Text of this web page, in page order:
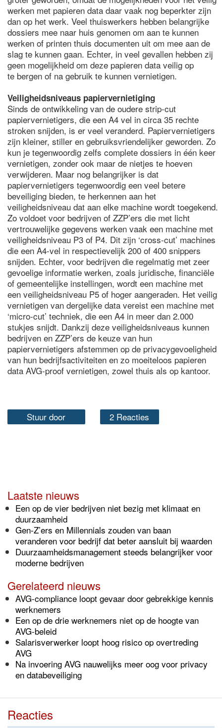
werken met papieren data daar vaak nog beperkter zijn
dan op het werk. Veel thuiswerkers hebben belangrijke
dossiers mee naar huis genomen om aan te kunnen
werken of printen thuis documenten uit om mee aan de
slag te kunnen gaan. Echter, in veel gevallen hebben zij
geen mogelijkheid om deze papieren data veilig op
te bergen of na gebruik te kunnen vernietigen.
Veiligheidsniveaus papiervernietiging
Sinds de ontwikkeling van de oudere strip-cut
papiervernietigers, die een A4 vel in circa 35 rechte
stroken snijden, is er veel veranderd. Papiervernietigers
zijn kleiner, stiller en gebruiksvriendelijker geworden. Zo
kun je tegenwoordig zelfs complete dossiers in één keer
vernietigen, zonder ook maar de nietjes te hoeven
verwijderen. Maar nog belangrijker is dat
papiervernietigers tegenwoordig een veel betere
beveiliging bieden, te herkennen aan het
veiligheidsniveau dat aan elke machine wordt toegekend.
Zo voldoet voor bedrijven of ZZP’ers die met licht
vertrouwelijke gegevens werken vaak een machine met
veiligheidsniveau P3 of P4. Dit zijn ‘cross-cut’ machines
die een A4-vel in respectievelijk 200 of 400 snippers
snijden. Echter, voor bedrijven die regelmatig met zeer
gevoelige informatie werken, zoals juridische, financiële
of gemeentelijke instellingen, wordt een machine met
een veiligheidsniveau P5 of hoger aangeraden. Het veilig
vernietigen van dergelijke data vereist een machine met
‘micro-cut’ techniek, die een A4 in meer dan 2.000
stukjes snijdt. Dankzij deze veiligheidsniveaus kunnen
bedrijven en ZZP’ers de keuze van hun
papiervernietigers afstemmen op de privacygevoeligheid
van hun bedrijfsactiviteiten en zo moeiteloos papieren
data AVG-proof vernietigen, zowel thuis als op kantoor.
Stuur door 2 Reacties
Laatste nieuws
Een op de vier bedrijven niet bezig met klimaat en
duurzaamheid
Gen-Z’ers en Millennials zouden van baan
veranderen voor bedrijf dat beter aansluit bij waarden
Duurzaamheidsmanagement steeds belangrijker voor
moderne bedrijven
Gerelateerd nieuws
AVG-compliance loopt gevaar door gebrekkige kennis
werknemers
Een op de drie werknemers niet op de hoogte van
AVG-beleid
Salarisverwerker loopt hoog risico op overtreding
AVG
Na invoering AVG nauwelijks meer oog voor privacy
en databeveiliging
Reacties